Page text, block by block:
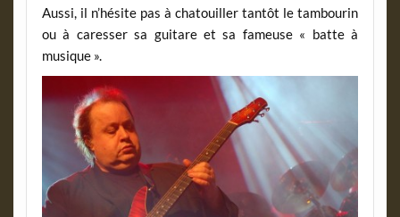
Aussi, il n’hésite pas à chatouiller tantôt le tambourin
ou à caresser sa guitare et sa fameuse « batte à
musique ».